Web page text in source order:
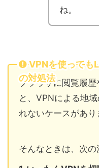
ね。
VPNを使っても
の対処法
ブラウザに閲覧履
と、VPNによる地
れないケースがあり
そんなときは、次の